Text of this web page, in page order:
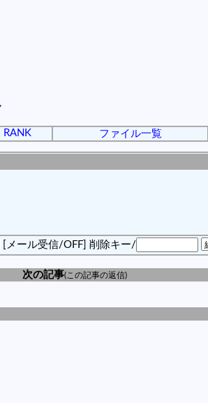
RANK ファイル一覧
[メール受信/OFF] 削除キー/
次の記事(この記事の返信)